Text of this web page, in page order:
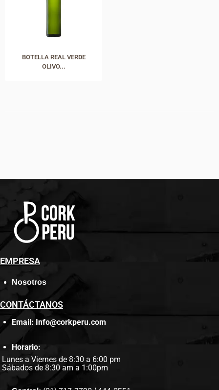
BOTELLA REAL VERDE
OLIVO...
EMPRESA
Nosotros
CONTÁCTANOS
Email: Info@corkperu.com
Horario:
Lunes a Viernes de 8:30 a 6:00 pm
Sábados de 8:30 am a 1:00pm